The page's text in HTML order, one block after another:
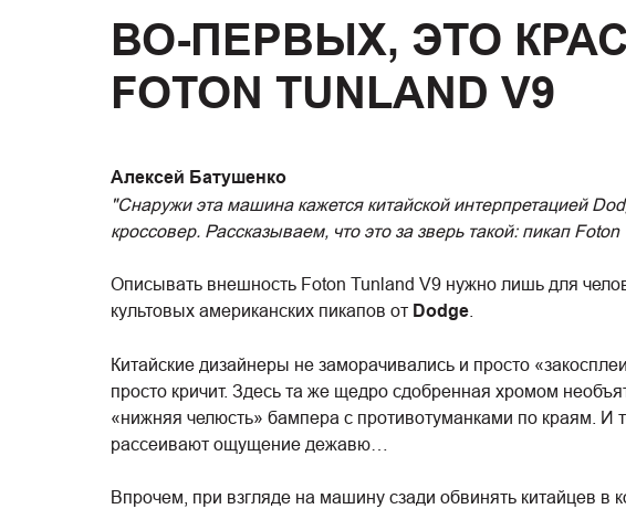
ВО-ПЕРВЫХ, ЭТО
FOTON TUNLAND V9
Алексей Батушенко
"Снаружи эта машина кажется китайской интерпретацией
кроссовер. Рассказываем, что это за зверь такой: пикап
Описывать внешность Foton Tunland V9 нужно лишь для
культовых американских пикапов от Dodge
Китайские дизайнеры не заморачивались и просто
просто кричит. Здесь та же щедро сдобренная хромом
«нижняя челюсть» бампера с противотуманками по краям. И
рассеивают ощущение дежавю…
Впрочем, при взгляде на машину сзади обвинять китайцев